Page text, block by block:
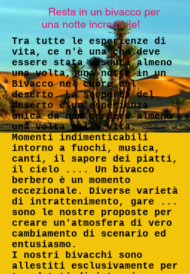
Resta in un bivacco per
una notte incredibile!
Tra tutte le esperienze di
vita, ce n'è una che deve
essere stata vissuta almeno
una volta, una notte in un
Bivacco nel cuore del
deserto. La scoperta del
deserto è un'esperienza
unica da non perdere almeno
una volta nella vita;
Momenti indimenticabili
intorno a fuochi, musica,
canti, il sapore dei piatti,
il cielo .... Un bivacco
berbero è un momento
eccezionale. Diverse varietà
di intrattenimento, gare ...
sono le nostre proposte per
creare un'atmosfera di vero
cambiamento di scenario ed
entusiasmo.
I nostri bivacchi sono
allestiti esclusivamente per